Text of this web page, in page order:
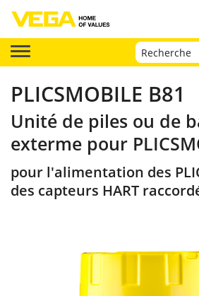
PLICSMOBILE B81
Unité de piles ou de
exterme pour
pour l'alimentation des
des capteurs HART